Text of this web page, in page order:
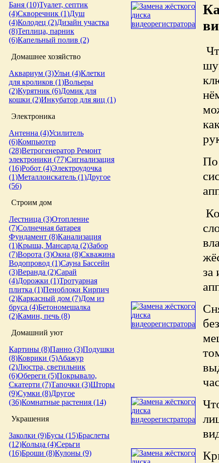
Баня (10)Туалет, септик
(4)Скворечник (1)Душ
(4)Колодец (2)Дизайн участка
(8)Теплица, парник
(6)Капельный полив (2)
Домашнее хозяйство
Аквариум (3)Ульи (4)Клетки
для кроликов (1)Вольеры
(2)Курятник (6)Домик для
кошки (2)Инкубатор для яиц (1)
Электроника
Антенна (4)Усилитель
(6)Компьютер
(28)Ветрогенератор Ремонт
электроники (77)Сигнализация
(16)Робот (4)Электроудочка
(1)Металлоискатель (1)Другое
(56)
Строим дом
Лестница (3)Отопление
(7)Солнечная батарея
Фундамент (8)Канализация
(1)Крыша, Мансарда (2)Забор
(7)Ворота (3)Окна (8)Скважина
Водопровод (1)Сауна Бассейн
(3)Веранда (2)Сарай
(4)Дорожки (1)Тротуарная
плитка (1)Пеноблоки Кирпич
(2)Каркасный дом (7)Дом из
бруса (4)Бетономешалка
(2)Камин, печь (8)
Домашний уют
Картины (8)Панно (3)Подушки
(8)Коврики (5)Абажур
(2)Люстра, светильник
(6)Обереги (5)Покрывало,
Скатерти (7)Тапочки (3)Шторы
(9)Сумки (8)Другое
(36)Комнатные растения (14)
Украшения
Заколки (9)Бусы (15)Браслеты
(12)Кольца (4)Серьги
(16)Броши (8)Кулоны (9)
за